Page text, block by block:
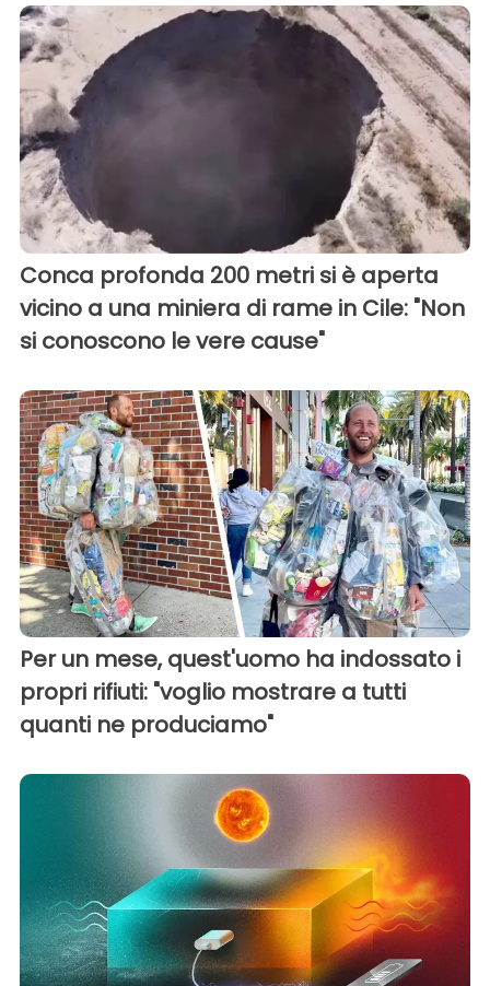
Conca profonda 200 metri si è aperta
vicino a una miniera di rame in Cile: "Non
si conoscono le vere cause"
Per un mese, quest'uomo ha indossato i
propri rifiuti: "voglio mostrare a tutti
quanti ne produciamo"